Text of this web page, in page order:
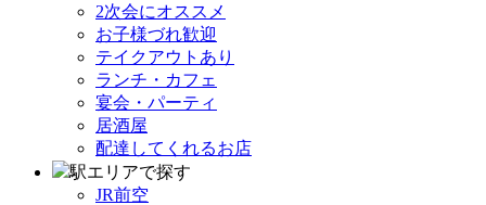
2次会にオススメ
お子様づれ歓迎
テイクアウトあり
ランチ・カフェ
宴会・パーティ
居酒屋
配達してくれるお店
駅エリアで探す
JR前空